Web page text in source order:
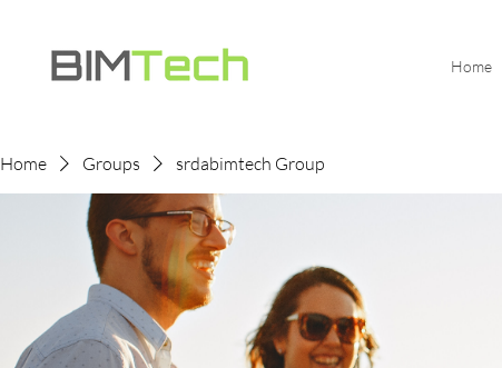
Home
Home Groups srdabimtech Group